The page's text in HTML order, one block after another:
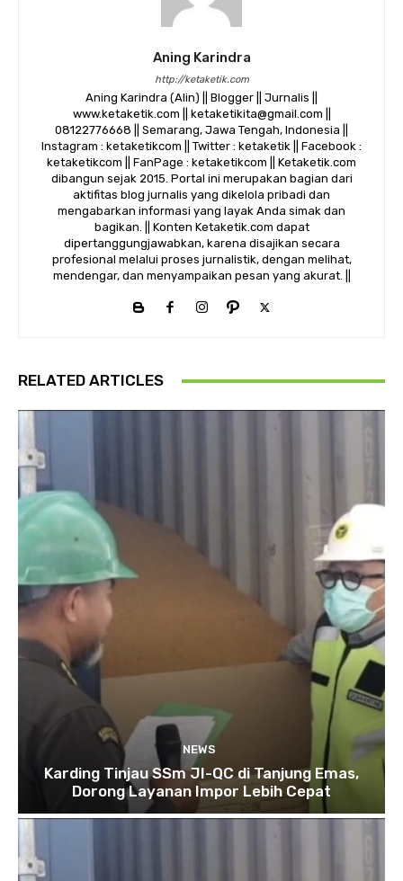
Aning Karindra
http://ketaketik.com
Aning Karindra (Alin) || Blogger || Jurnalis ||
www.ketaketik.com || ketaketikita@gmail.com ||
08122776668 || Semarang, Jawa Tengah, Indonesia ||
Instagram : ketaketikcom || Twitter : ketaketik || Facebook :
ketaketikcom || FanPage : ketaketikcom || Ketaketik.com
dibangun sejak 2015. Portal ini merupakan bagian dari
aktifitas blog jurnalis yang dikelola pribadi dan
mengabarkan informasi yang layak Anda simak dan
bagikan. || Konten Ketaketik.com dapat
dipertanggungjawabkan, karena disajikan secara
profesional melalui proses jurnalistik, dengan melihat,
mendengar, dan menyampaikan pesan yang akurat. ||
RELATED ARTICLES
NEWS
Karding Tinjau SSm JI-QC di Tanjung Emas,
Dorong Layanan Impor Lebih Cepat